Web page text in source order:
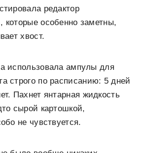
редактор
особенно заметны,
хвост.
использовала ампулы для
строго по расписанию: 5 дней
Пахнет янтарная жидкость
сырой картошкой,
не чувствуется.